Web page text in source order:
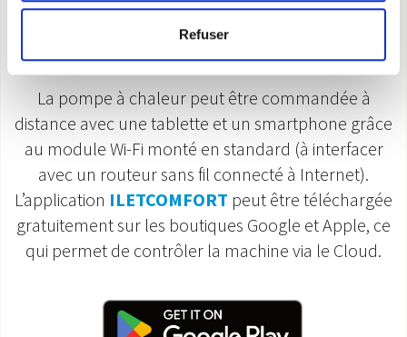
Refuser
La pompe à chaleur peut être commandée à
distance avec une tablette et un smartphone grâce
au module Wi-Fi monté en standard (à interfacer
avec un routeur sans fil connecté à Internet).
L’application ILETCOMFORT peut être téléchargée
gratuitement sur les boutiques Google et Apple, ce
qui permet de contrôler la machine via le Cloud.